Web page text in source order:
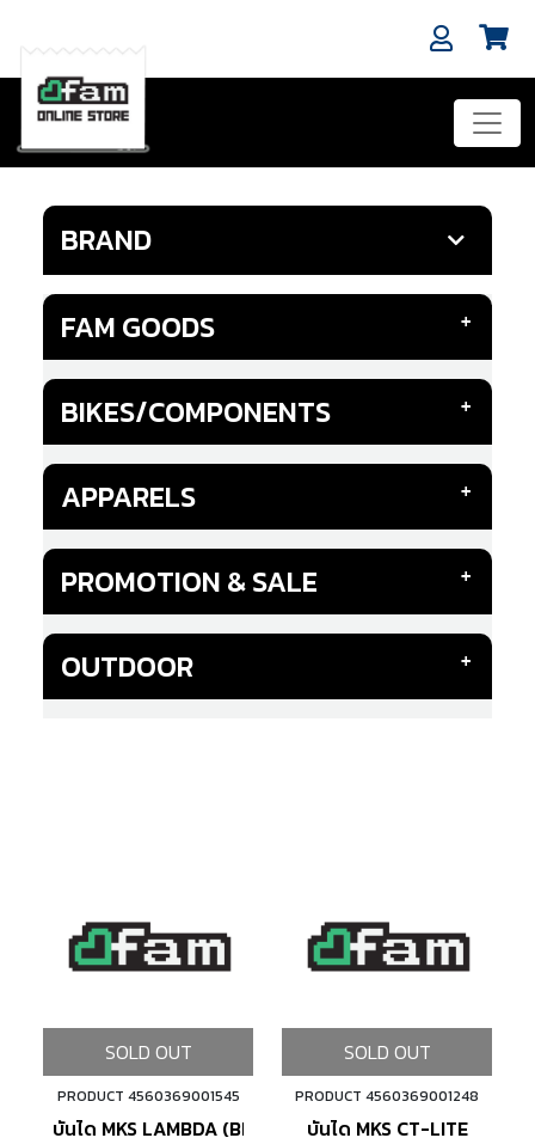
BRAND
FAM GOODS
BIKES/COMPONENTS
APPARELS
PROMOTION & SALE
OUTDOOR
SOLD OUT
PRODUCT 4560369001545
บันได MKS LAMBDA (BLACK)
SOLD OUT
PRODUCT 4560369001248
บันได MKS CT-LITE